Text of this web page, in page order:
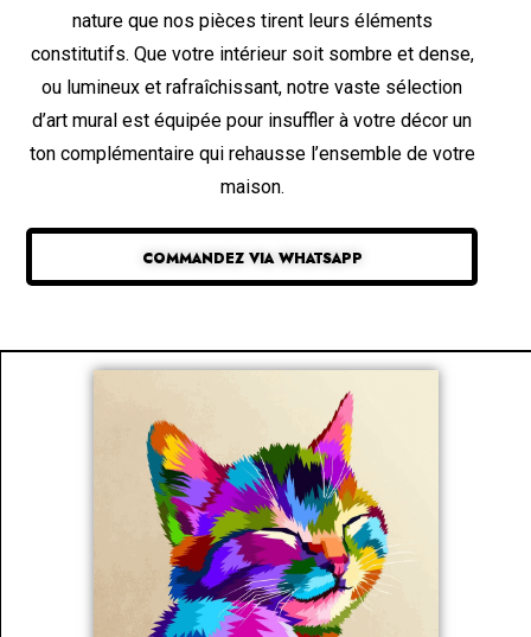
nature que nos pièces tirent leurs éléments
constitutifs. Que votre intérieur soit sombre et dense,
ou lumineux et rafraîchissant, notre vaste sélection
d’art mural est équipée pour insuffler à votre décor un
ton complémentaire qui rehausse l’ensemble de votre
maison.
COMMANDEZ VIA WHATSAPP